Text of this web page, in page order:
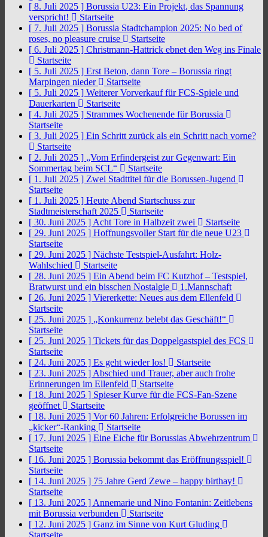
[ 8. Juli 2025 ] Borussia U23: Ein Projekt, das Spannung
verspricht!
Startseite
[ 7. Juli 2025 ] Borussia Stadtchampion 2025: No bed of
roses, no pleasure cruise
Startseite
[ 6. Juli 2025 ] Christmann-Hattrick ebnet den Weg ins Finale
Startseite
[ 5. Juli 2025 ] Erst Beton, dann Tore – Borussia ringt
Marpingen nieder
Startseite
[ 5. Juli 2025 ] Weiterer Vorverkauf für FCS-Spiele und
Dauerkarten
Startseite
[ 4. Juli 2025 ] Strammes Wochenende für Borussia
Startseite
[ 3. Juli 2025 ] Ein Schritt zurück als ein Schritt nach vorne?
Startseite
[ 2. Juli 2025 ] „Vom Erfindergeist zur Gegenwart: Ein
Sommertag beim SCL“
Startseite
[ 1. Juli 2025 ] Zwei Stadttitel für die Borussen-Jugend
Startseite
[ 1. Juli 2025 ] Heute Abend Startschuss zur
Stadtmeisterschaft 2025
Startseite
[ 30. Juni 2025 ] Acht Tore in Halbzeit zwei
Startseite
[ 29. Juni 2025 ] Hoffnungsvoller Start für die neue U23
Startseite
[ 29. Juni 2025 ] Nächste Testspiel-Ausfahrt: Holz-
Wahlschied
Startseite
[ 28. Juni 2025 ] Ein Abend beim FC Kutzhof – Testspiel,
Bratwurst und ein bisschen Nostalgie
1.Mannschaft
[ 26. Juni 2025 ] Viererkette: Neues aus dem Ellenfeld
Startseite
[ 25. Juni 2025 ] „Konkurrenz belebt das Geschäft!“
Startseite
[ 25. Juni 2025 ] Tickets für das Doppelgastspiel des FCS
Startseite
[ 24. Juni 2025 ] Es geht wieder los!
Startseite
[ 23. Juni 2025 ] Abschied und Trauer, aber auch frohe
Erinnerungen im Ellenfeld
Startseite
[ 18. Juni 2025 ] Spieser Kurve für die FCS-Fan-Szene
geöffnet
Startseite
[ 18. Juni 2025 ] Vor 60 Jahren: Erfolgreiche Borussen im
„kicker“-Ranking
Startseite
[ 17. Juni 2025 ] Eine Eiche für Borussias Abwehrzentrum
Startseite
[ 16. Juni 2025 ] Borussia bekommt das Eröffnungsspiel!
Startseite
[ 14. Juni 2025 ] 75 Jahre Gerd Zewe – happy birthay!
Startseite
[ 13. Juni 2025 ] Annemarie und Nino Fontanin: Zeitlebens
mit Borussia verbunden
Startseite
[ 12. Juni 2025 ] Ganz im Sinne von Kurt Gluding
Startseite